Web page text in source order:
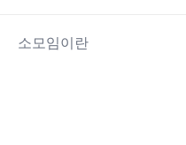
소모임이란